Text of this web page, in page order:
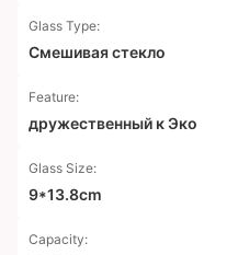
Glass Type:
Смешивая стекло
Feature:
дружественный к Эко
Glass Size:
9*13.8cm
Capacity: